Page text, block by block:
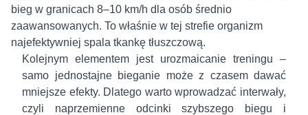
bieg w granicach 8–10 km/h dla osób średnio
zaawansowanych. To właśnie w tej strefie organizm
najefektywniej spala tkankę tłuszczową.
Kolejnym elementem jest urozmaicanie treningu –
samo jednostajne bieganie może z czasem dawać
mniejsze efekty. Dlatego warto wprowadzać interwały,
czyli naprzemienne odcinki szybszego biegu i